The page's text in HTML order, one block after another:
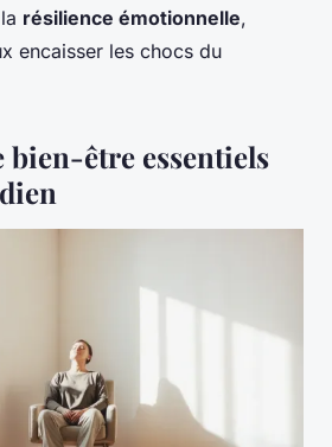
résilience émotionnelle,
encaisser les chocs du
bien-être essentiels